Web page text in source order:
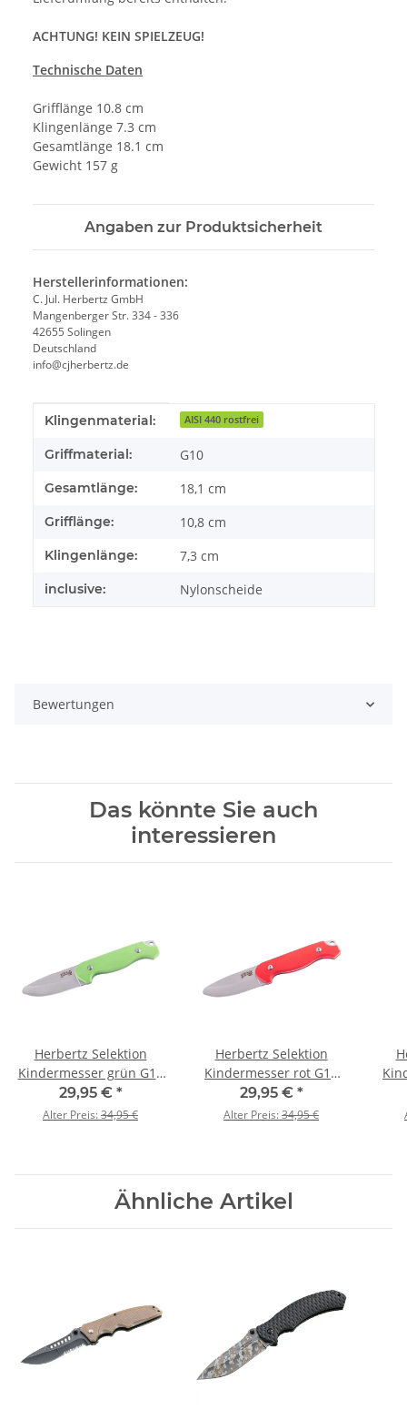
ACHTUNG! KEIN SPIELZEUG!
Technische Daten
Grifflänge 10.8 cm
Klingenlänge 7.3 cm
Gesamtlänge 18.1 cm
Gewicht 157 g
Angaben zur Produktsicherheit
Herstellerinformationen:
C. Jul. Herbertz GmbH
Mangenberger Str. 334 - 336
42655 Solingen
Deutschland
info@cjherbertz.de
Produkteigenschaft
Wert
Klingenmaterial: AISI 440 rostfrei
Griffmaterial: G10
Gesamtlänge: 18,1 cm
Grifflänge: 10,8 cm
Klingenlänge: 7,3 cm
inclusive: Nylonscheide
Bewertungen
Das könnte Sie auch
interessieren
Herbertz Selektion
Kindermesser grün G10
Griff Nylonscheide
29,95 € *
Alter Preis:34,95 €
Herbertz Selektion
Kindermesser rot G10
Griff Nylonscheide
29,95 € *
Alter Preis:34,95 €
Ähnliche Artikel